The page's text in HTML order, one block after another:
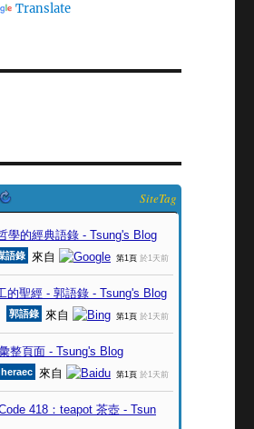
Translate
SiteTag